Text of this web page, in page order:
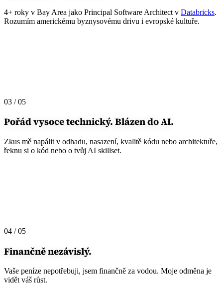
4+ roky v Bay Area jako Principal Software Architect v Databricks.
Rozumím americkému byznysovému drivu i evropské kultuře.
03 / 05
Pořád vysocetechnický. Blázen do AI.
Zkus mě napálit v odhadu, nasazení, kvalitě kódu nebo architektuře,
řeknu si o kód nebo o tvůj AI skillset.
04 / 05
Finančněnezávislý.
Vaše peníze nepotřebuji, jsem finančně za vodou. Moje odměna je
vidět váš růst.